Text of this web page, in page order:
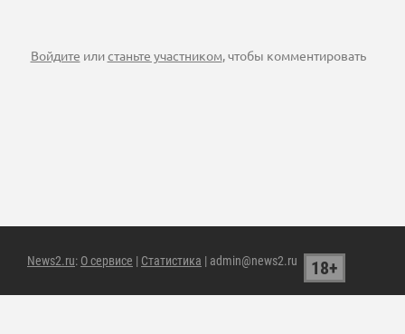
Войдите илистаньте участником, чтобы комментировать
News2.ru: О сервисе | Статистика | admin@news2.ru 18+